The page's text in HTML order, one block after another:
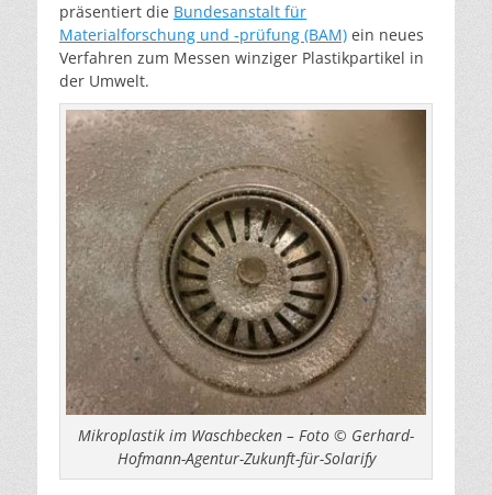
präsentiert die Bundesanstalt für
Materialforschung und -prüfung (BAM) ein neues
Verfahren zum Messen winziger Plastikpartikel in
der Umwelt.
Mikroplastik im Waschbecken – Foto © Gerhard-
Hofmann-Agentur-Zukunft-für-Solarify